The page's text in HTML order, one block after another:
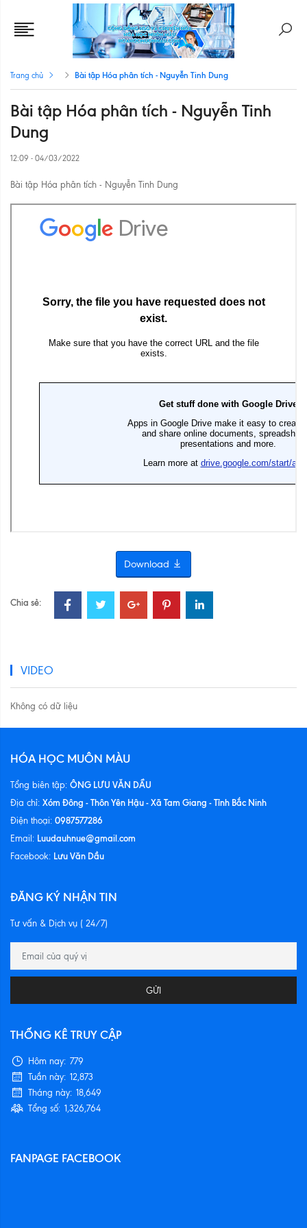
Trang chủ Bài tập Hóa phân tích - Nguyễn Tinh Dung
Bài tập Hóa phân tích - Nguyễn Tinh
Dung
12:09 - 04/03/2022
Bài tập Hóa phân tích - Nguyễn Tinh Dung
Download
Chia sẻ:
VIDEO
Không có dữ liệu
HÓA HỌC MUÔN MÀU
Tổng biên tập: ÔNG LƯU VĂN DẦU
Địa chỉ: Xóm Đông - Thôn Yên Hậu - Xã Tam Giang - Tỉnh Bắc Ninh
Điện thoại: 0987577286
Email: Luudauhnue@gmail.com
Facebook: Lưu Văn Dầu
ĐĂNG KÝ NHẬN TIN
Tư vấn & Dịch vụ ( 24/7)
GỬI
THỐNG KÊ TRUY CẬP
Hôm nay: 779
Tuần này: 12,873
Tháng này: 18,649
Tổng số: 1,326,764
FANPAGE FACEBOOK